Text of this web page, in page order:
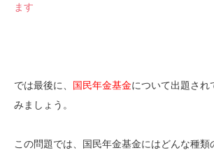
ます
では最後に、 国民年金基金について出題され
みましょう。
この問題では、国民年金基金にはどんな種類